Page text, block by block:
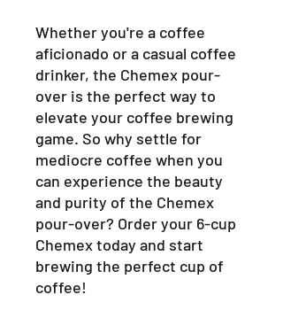
Whether you're a coffee
aficionado or a casual coffee
drinker, the Chemex pour-
over is the perfect way to
elevate your coffee brewing
game. So why settle for
mediocre coffee when you
can experience the beauty
and purity of the Chemex
pour-over? Order your 6-cup
Chemex today and start
brewing the perfect cup of
coffee!